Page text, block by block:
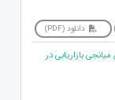
دانلود (PDF)
بازاریابی در